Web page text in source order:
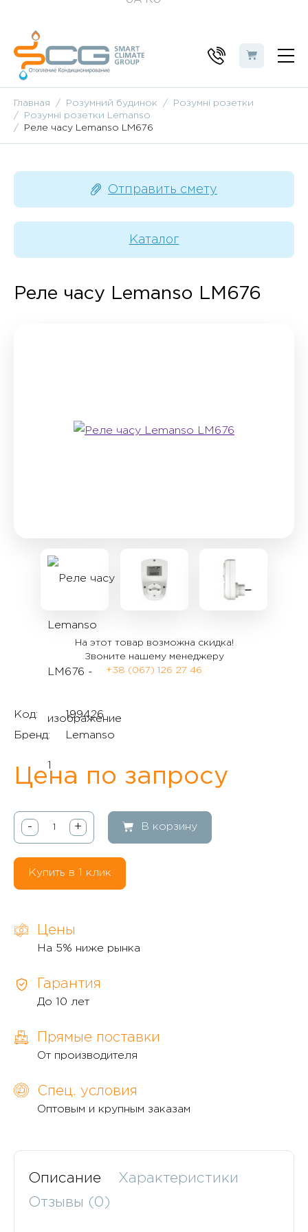
Главная Розумний будинок
Розумні розетки
Розумні розетки Lemanso
Реле часу Lemanso LM676
Отправить смету
Каталог
Реле часу Lemanso LM676
На этот товар возможна скидка!
Звоните нашему менеджеру
+38 (067) 126 27 46
Код:
199426
Бренд:
Lemanso
Цена по запросу
- + В корзину
Купить в 1 клик
Цены
На 5% ниже рынка
Гарантия
До 10 лет
Прямые поставки
От производителя
Спец. условия
Оптовым и крупным заказам
Описание
Характеристики
Отзывы (0)